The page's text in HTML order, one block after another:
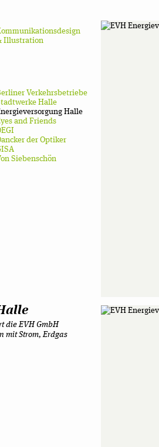
Illustration
Verkehrsbetriebe
Halle
Halle
and Friends
der Optiker
Siebenschön
die EVH GmbH
mit Strom, Erd­gas